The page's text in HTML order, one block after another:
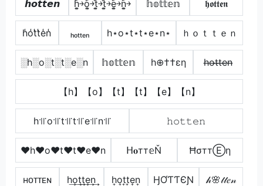
𝙝𝙤𝙩𝙩𝙚𝙣 h͎͍͐￫o͎͍͐￫t͎͍͐￫t͎͍͐￫e͎͍͐￫n͎͍͐￫ 𝕙𝕠𝕥𝕥𝕖𝕟 𝖍𝖔𝖙𝖙𝖊𝖓
h̾o̾t̾t̾e̾n̾ ₕₒₜₜₑₙ h⋆o⋆t⋆t⋆e⋆n⋆ ｈｏｔｔｅｎ
░h░o░t░t░e░n 𝕙𝕠𝕥𝕥𝕖𝕟 h⊕††εη h̶o̶t̶t̶e̶n̶
【h】【o】【t】【t】【e】【n】
h꜉꜍o꜉꜍t꜉꜍t꜉꜍e꜉꜍n꜉꜍ 𝚑𝚘𝚝𝚝𝚎𝚗
♥h♥o♥t♥t♥e♥n ᕼ𝐨тт𝕖Ň ĦσттⒺη
ʜᴏᴛᴛᴇɴ h͢o͢t͢t͢e͢n͢ h͎o͎t͎t͎e͎n͎ ӇƠƬƬЄƝ 𝒽🌸𝓉𝓉𝑒𝓃